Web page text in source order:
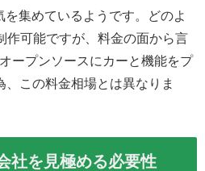
集めているようです。どのよ
作可能ですが、料金の面から言
ープンソースにカーと機能をプ
この料金相場とは異なりま
社を見極める必要性